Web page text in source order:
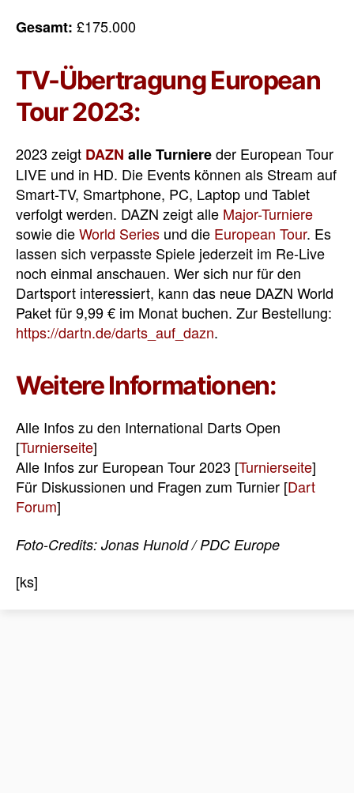
Gesamt: £175.000
TV-Übertragung European
Tour 2023:
2023 zeigt DAZN alle Turniereder European Tour
LIVE und in HD. Die Events können als Stream auf
Smart-TV, Smartphone, PC, Laptop und Tablet
verfolgt werden. DAZN zeigt alle Major-Turniere
sowie dieWorld Series und die European Tour. Es
lassen sich verpasste Spiele jederzeit im Re-Live
noch einmal anschauen. Wer sich nur für den
Dartsport interessiert, kann das neue DAZN World
Paket für 9,99 € im Monat buchen. Zur Bestellung:
https://dartn.de/darts_auf_dazn.
Weitere Informationen:
Alle Infos zu den International Darts Open
[Turnierseite]
Alle Infos zur European Tour 2023 [Turnierseite]
Für Diskussionen und Fragen zum Turnier [Dart
Forum]
Foto-Credits: Jonas Hunold / PDC Europe
[ks]